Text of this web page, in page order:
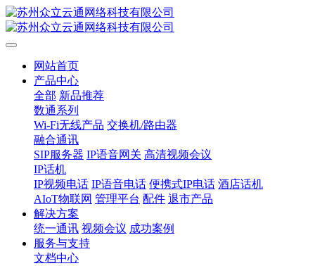
网站首页
产品中心
全部 新品推荐
数通系列
Wi-Fi无线产品 交换机/路由器
融合通讯
SIP服务器 IP语音网关 高清视频会议
IP话机
IP视频电话 IP语音电话 便携式IP电话 酒店话机
AIoT物联网 管理平台 配件 退市产品
解决方案
统一通讯 视频会议 成功案例
服务与支持
文档中心